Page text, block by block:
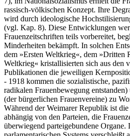
rassisch-völkischen Konzept. Ihre
wird durch ideologische
(vgl. Kap. 8). Diese Entwicklungen
Frauenzeitschriften teils vorbereitet,
Minderheiten bekämpft. In solchen
dem »Ersten Weltkrieg«, dem »Dritten
Weltkrieg« kristallisierten sich aus den
Publikationen die jeweiligen
- 1918 kommen die sozialistische,
radikalen Frauenbewegung
(der bürgerlichen Frauenvereine) zu
Während der Weimarer Republik ist
abhängig von den Parteien, die
überwiegend parteigebundene